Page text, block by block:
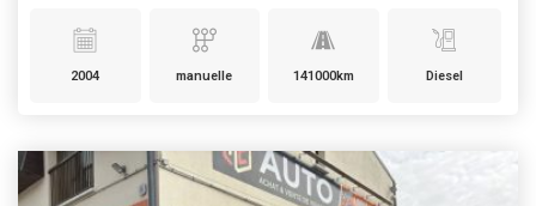
2004 manuelle 141000km Diesel